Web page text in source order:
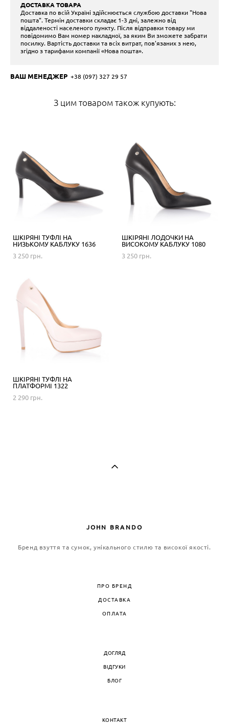
ДОСТАВКА ТОВАРА
Доставка по всій Україні здійснюється службою доставки "Нова
пошта". Термін доставки складає 1-3 дні, залежно від
віддаленості населеного пункту. Після відправки товару ми
повідомимо Вам номер накладної, за яким Ви зможете забрати
посилку. Вартість доставки та всіх витрат, пов'язаних з нею,
згідно з тарифами компанії «Нова пошта».
ВАШ МЕНЕДЖЕР +38 (097) 327 29 57
З цим товаром також купують:
ШКІРЯНІ ТУФЛІ НА
НИЗЬКОМУ КАБЛУКУ 1636
3 250 грн.
ШКІРЯНІ ЛОДОЧКИ НА
ВИСОКОМУ КАБЛУКУ 1080
3 250 грн.
ШКІРЯНІ ТУФЛІ НА
ПЛАТФОРМІ 1322
2 290 грн.
JOHN BRANDO
Бренд взуття та сумок, унікального стилю та високої якості.
ПРО БРЕНД
ДОСТАВКА
ОПЛАТА
ДОГЛЯД
ВІДГУКИ
БЛОГ
КОНТАКТ